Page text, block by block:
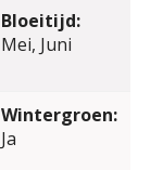
Bloeitijd:
Mei, Juni
Wintergroen:
Ja